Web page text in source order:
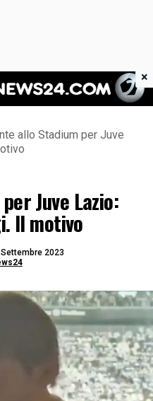
News 24
allo Stadium per Juve
Juve Lazio:
Il motivo
2023
×